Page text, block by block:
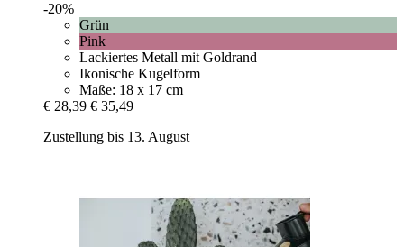
-20%
Grün
Pink
Lackiertes Metall mit Goldrand
Ikonische Kugelform
Maße: 18 x 17 cm
€ 28,39 € 35,49
Zustellung bis 13. August